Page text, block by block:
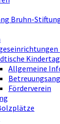
Bruhn-
Allgemeine
Förderverein